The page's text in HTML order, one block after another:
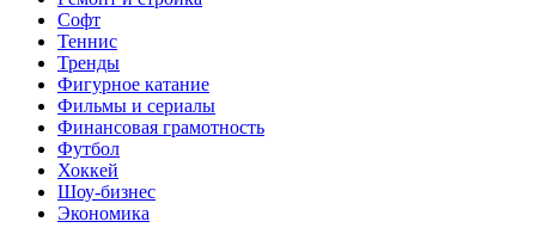
Софт
Теннис
Тренды
Фигурное катание
Фильмы и сериалы
Финансовая грамотность
Футбол
Хоккей
Шоу-бизнес
Экономика